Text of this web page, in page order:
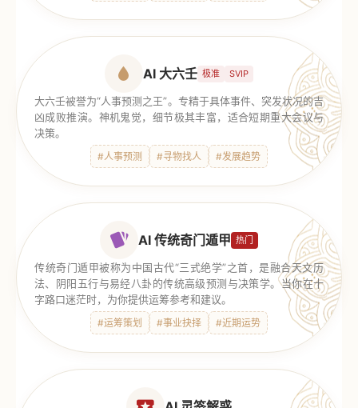
AI 大六壬 极准 SVIP
大六壬被誉为“人事预测之王”。专精于具体事件、突发状况的吉
凶成败推演。神机鬼觉，细节极其丰富，适合短期重大会议与
决策。
#人事预测 #寻物找人 #发展趋势
AI 传统奇门遁甲 热门
传统奇门遁甲被称为中国古代“三式绝学”之首，是融合天文历
法、阴阳五行与易经八卦的传统高级预测与决策学。当你在十
字路口迷茫时，为你提供运筹参考和建议。
#运筹策划 #事业抉择 #近期运势